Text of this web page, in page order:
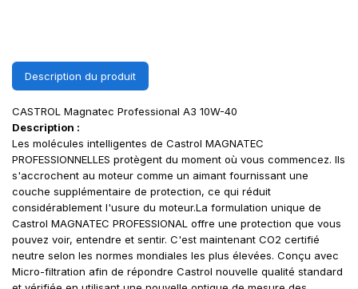
Description du produit
CASTROL Magnatec Professional A3 10W-40
Description :
Les molécules intelligentes de Castrol MAGNATEC
PROFESSIONNELLES protègent du moment où vous commencez. Ils
s'accrochent au moteur comme un aimant fournissant une
couche supplémentaire de protection, ce qui réduit
considérablement l'usure du moteur.La formulation unique de
Castrol MAGNATEC PROFESSIONAL offre une protection que vous
pouvez voir, entendre et sentir. C'est maintenant CO2 certifié
neutre selon les normes mondiales les plus élevées. Conçu avec
Micro-filtration afin de répondre Castrol nouvelle qualité standard